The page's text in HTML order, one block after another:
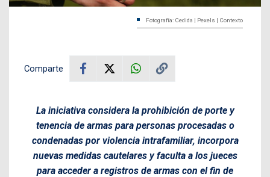
Fotografía: Cedida | Pexels | Contexto
Comparte
La iniciativa considera la prohibición de porte y
tenencia de armas para personas procesadas o
condenadas por violencia intrafamiliar, incorpora
nuevas medidas cautelares y faculta a los jueces
para acceder a registros de armas con el fin de